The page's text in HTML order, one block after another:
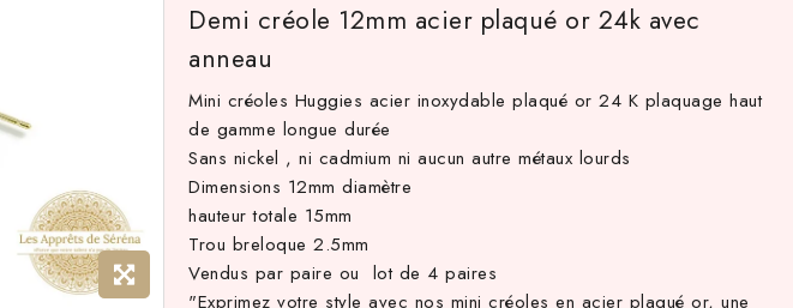
Demi créole 12mm acier plaqué or 24k avec
anneau
Mini créoles Huggies acier inoxydable plaqué or 24 K plaquage haut
de gamme longue durée
Sans nickel , ni cadmium ni aucun autre métaux lourds
Dimensions 12mm diamètre
hauteur totale 15mm
Trou breloque 2.5mm
Vendus par paire ou lot de 4 paires
"Exprimez votre style avec nos mini créoles en acier plaqué or, une